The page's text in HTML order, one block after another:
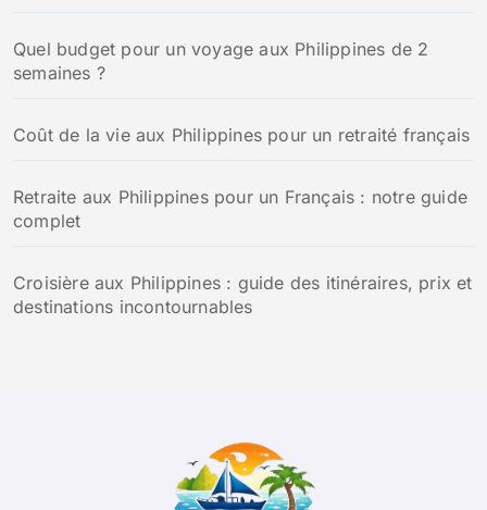
Quel budget pour un voyage aux Philippines de 2
semaines ?
Coût de la vie aux Philippines pour un retraité français
Retraite aux Philippines pour un Français : notre guide
complet
Croisière aux Philippines : guide des itinéraires, prix et
destinations incontournables